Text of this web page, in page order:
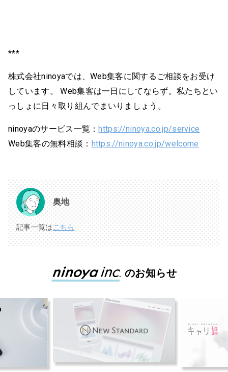
***
株式会社ninoyaでは、Web集客に関するご相談をお受け
しています。 Web集客は一日にしてならず。私たちとい
っしょに日々取り組んでまいりましょう。
ninoyaのサービス一覧：https://ninoya.co.jp/service
Web集客の無料相談： https://ninoya.co.jp/welcome
奥地
記事一覧はこちら
のお知らせ